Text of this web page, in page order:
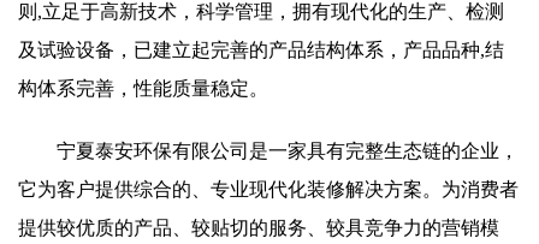
则,立足于高新技术，科学管理，拥有现代化的生产、检测
及试验设备，已建立起完善的产品结构体系，产品品种,结
构体系完善，性能质量稳定。
宁夏泰安环保有限公司是一家具有完整生态链的企业，
它为客户提供综合的、专业现代化装修解决方案。为消费者
提供较优质的产品、较贴切的服务、较具竞争力的营销模